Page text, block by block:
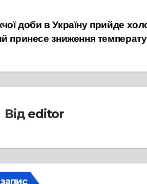
доби в Україну прийде
принесе зниження
Від editor